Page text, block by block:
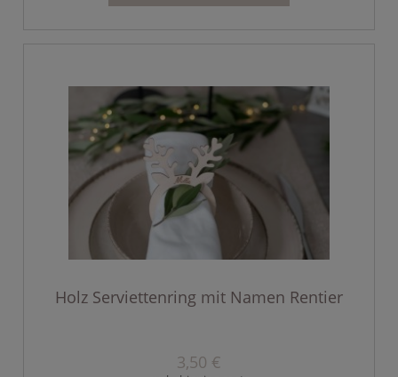
Holz Serviettenring mit Namen Rentier
3,50 €